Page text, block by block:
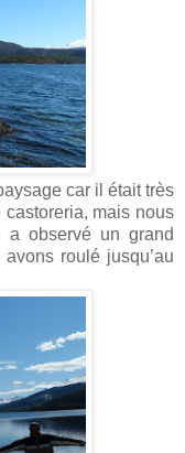
car il était très
mais nous
a observé un grand
roulé jusqu’au